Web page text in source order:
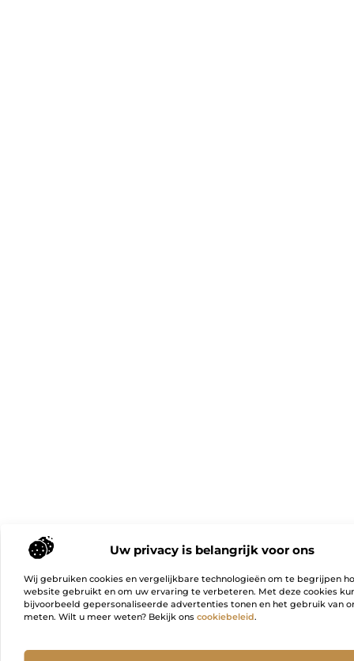
Uw privacy is belangrijk voor ons
Wij gebruiken cookies en vergelijkbare technologieën om te begrijpen
website gebruikt en om uw ervaring te verbeteren. Met deze cookies
bijvoorbeeld gepersonaliseerde advertenties tonen en het gebruik van
meten. Wilt u meer weten? Bekijk ons cookiebeleid.